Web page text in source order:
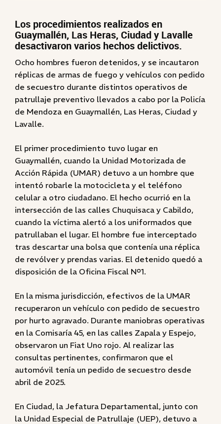
Los procedimientos realizados en
Guaymallén, Las Heras, Ciudad y Lavalle
desactivaron varios hechos delictivos.
Ocho hombres fueron detenidos, y se incautaron
réplicas de armas de fuego y vehículos con pedido
de secuestro durante distintos operativos de
patrullaje preventivo llevados a cabo por la Policía
de Mendoza en Guaymallén, Las Heras, Ciudad y
Lavalle.
El primer procedimiento tuvo lugar en
Guaymallén, cuando la Unidad Motorizada de
Acción Rápida (UMAR) detuvo a un hombre que
intentó robarle la motocicleta y el teléfono
celular a otro ciudadano. El hecho ocurrió en la
intersección de las calles Chuquisaca y Cabildo,
cuando la víctima alertó a los uniformados que
patrullaban el lugar. El hombre fue interceptado
tras descartar una bolsa que contenía una réplica
de revólver y prendas varias. El detenido quedó a
disposición de la Oficina Fiscal Nº1.
En la misma jurisdicción, efectivos de la UMAR
recuperaron un vehículo con pedido de secuestro
por hurto agravado. Durante maniobras operativas
en la Comisaría 45, en las calles Zapala y Espejo,
observaron un Fiat Uno rojo. Al realizar las
consultas pertinentes, confirmaron que el
automóvil tenía un pedido de secuestro desde
abril de 2025.
En Ciudad, la Jefatura Departamental, junto con
la Unidad Especial de Patrullaje (UEP), detuvo a